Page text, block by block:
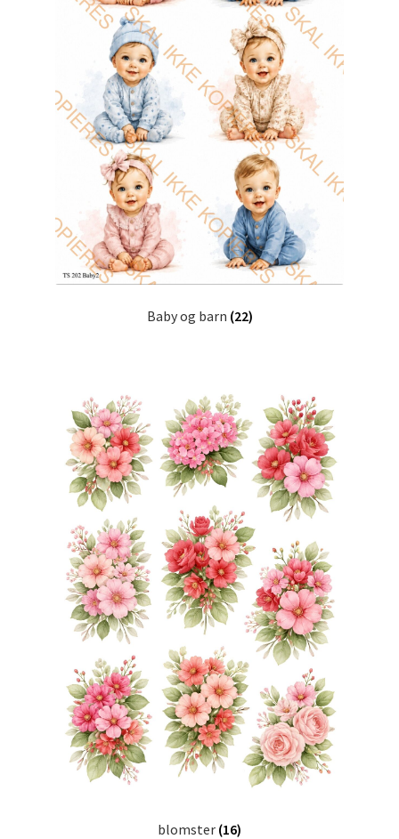
Vipps Checkout
Baby og barn (22)
blomster (16)